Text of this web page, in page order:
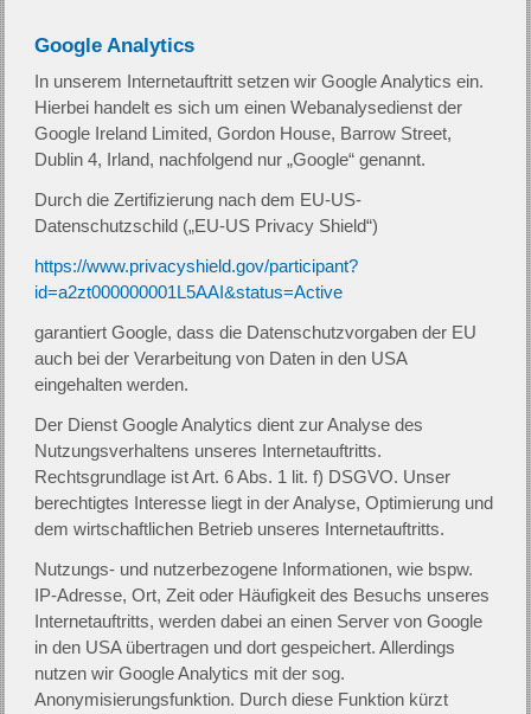
Google Analytics
In unserem Internetauftritt setzen wir Google Analytics ein.
Hierbei handelt es sich um einen Webanalysedienst der
Google Ireland Limited, Gordon House, Barrow Street,
Dublin 4, Irland, nachfolgend nur „Google“ genannt.
Durch die Zertifizierung nach dem EU-US-
Datenschutzschild („EU-US Privacy Shield“)
https://www.privacyshield.gov/participant?
id=a2zt000000001L5AAI&status=Active
garantiert Google, dass die Datenschutzvorgaben der EU
auch bei der Verarbeitung von Daten in den USA
eingehalten werden.
Der Dienst Google Analytics dient zur Analyse des
Nutzungsverhaltens unseres Internetauftritts.
Rechtsgrundlage ist Art. 6 Abs. 1 lit. f) DSGVO. Unser
berechtigtes Interesse liegt in der Analyse, Optimierung und
dem wirtschaftlichen Betrieb unseres Internetauftritts.
Nutzungs- und nutzerbezogene Informationen, wie bspw.
IP-Adresse, Ort, Zeit oder Häufigkeit des Besuchs unseres
Internetauftritts, werden dabei an einen Server von Google
in den USA übertragen und dort gespeichert. Allerdings
nutzen wir Google Analytics mit der sog.
Anonymisierungsfunktion. Durch diese Funktion kürzt